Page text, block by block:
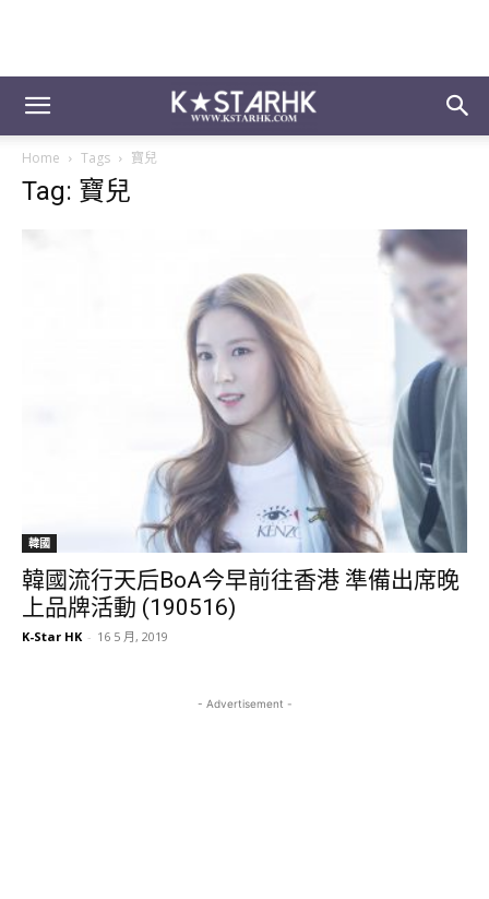
Home Tags 寶兒
Tag: 寶兒
韓國
韓國流行天后BoA今早前往香港 準備出席晚
上品牌活動 (190516)
K-Star HK - 16 5 月, 2019
- Advertisement -